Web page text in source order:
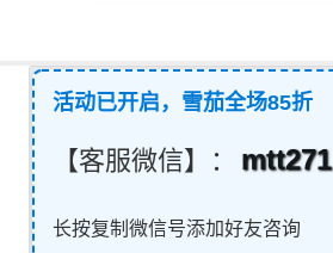
活动已开启，雪茄全场85折
【客服微信】： mtt271
长按复制微信号添加好友咨询